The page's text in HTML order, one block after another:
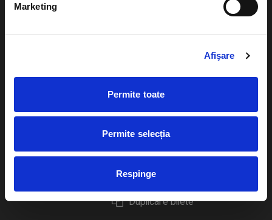
Marketing
Afişare
Permite toate
Permite selecția
Respinge
Cum comand bilete?
Plata online sau cash
eBilet printat acasa
Livrare prin curier
Returnare bilete
Duplicare bilete
Evenimente
festivaluri
Pentru copii